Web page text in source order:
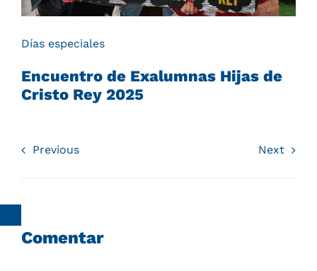
Días especiales
Encuentro de Exalumnas Hijas de
Cristo Rey 2025
Previous Next
Comentar